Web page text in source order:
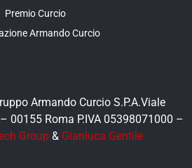
Premio Curcio
Armando Curcio
Armando Curcio S.P.A.Viale
00155 Roma P.IVA 05398071000 –
Group & Gianluca Gentile